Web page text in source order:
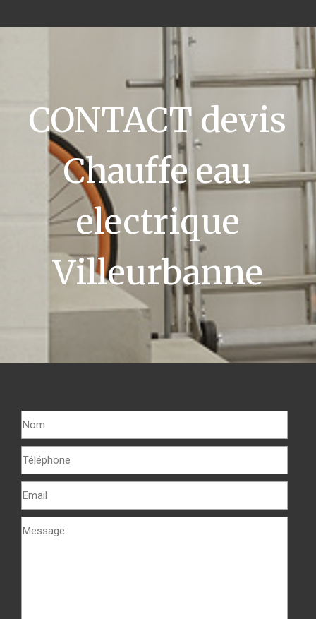
CONTACT devis
Chauffe eau
electrique
Villeurbanne